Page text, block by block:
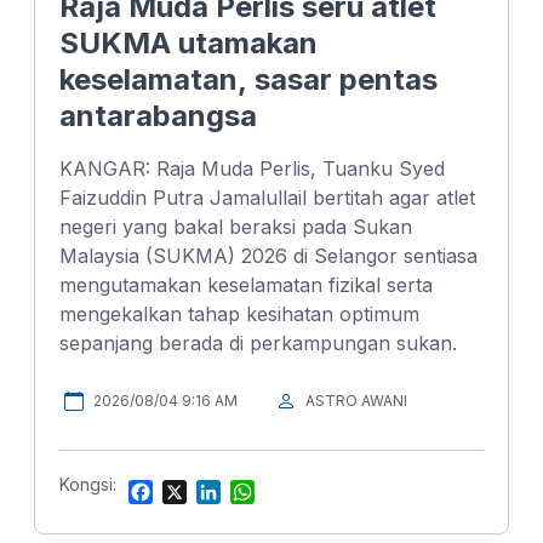
Raja Muda Perlis seru atlet
SUKMA utamakan
keselamatan, sasar pentas
antarabangsa
KANGAR: Raja Muda Perlis, Tuanku Syed
Faizuddin Putra Jamalullail bertitah agar atlet
negeri yang bakal beraksi pada Sukan
Malaysia (SUKMA) 2026 di Selangor sentiasa
mengutamakan keselamatan fizikal serta
mengekalkan tahap kesihatan optimum
sepanjang berada di perkampungan sukan.
2026/08/04 9:16 AM ASTRO AWANI
Kongsi: